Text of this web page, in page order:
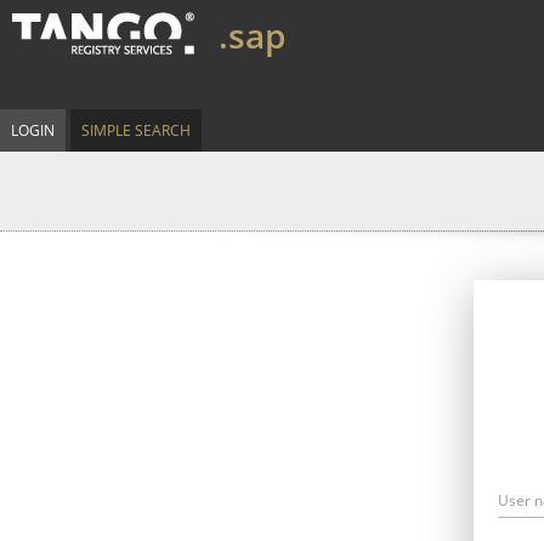
.sap
LOGIN SIMPLE SEARCH
User